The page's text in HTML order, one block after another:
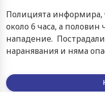
Полицията информира,
около 6 часа, а половин
нападение.
наранявания и няма